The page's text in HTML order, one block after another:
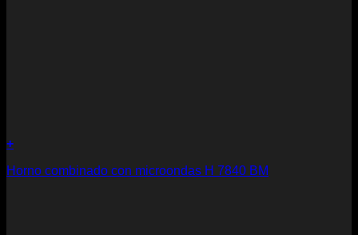
+
Horno combinado con microondas H 7840 BM